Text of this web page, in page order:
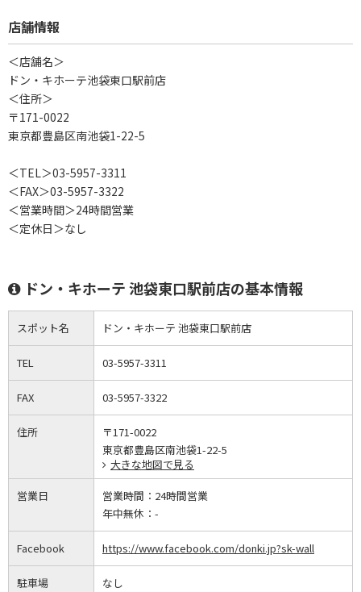
店舗情報
＜店舗名＞
ドン・キホーテ池袋東口駅前店
＜住所＞
〒171-0022
東京都豊島区南池袋1-22-5
＜TEL＞03-5957-3311
＜FAX＞03-5957-3322
＜営業時間＞24時間営業
＜定休日＞なし
ドン・キホーテ 池袋東口駅前店の基本情報
スポット名 ドン・キホーテ 池袋東口駅前店
TEL 03-5957-3311
FAX 03-5957-3322
住所
〒171-0022
東京都豊島区南池袋1-22-5
大きな地図で見る
営業日 営業時間： 24時間営業
年中無休： -
Facebook https://www.facebook.com/donki.jp?sk-wall
駐車場 なし